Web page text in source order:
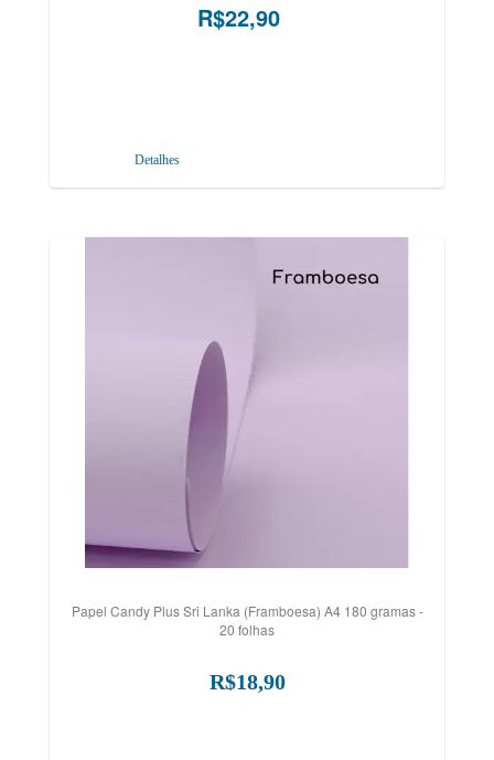
R$22,90
Detalhes
Papel Candy Plus Sri Lanka (Framboesa) A4 180 gramas -
20 folhas
R$18,90